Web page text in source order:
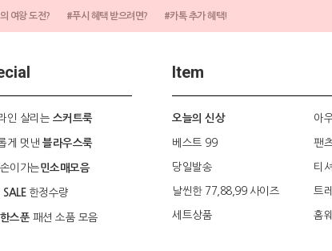
여왕 도전? #푸시 혜택 받으려면? #카톡 추가 혜택!
인 살리는 스커트룩
게 멋낸 블라우스룩
이가는민소매모음
한정수량
스푼패션 소품 모음
Item
오늘의 신상 아
베스트 99 팬
당일발송 티
날씬한 77,88,99 사이즈 트
세트상품 홈